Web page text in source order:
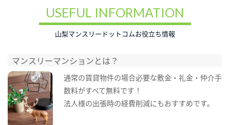
USEFUL INFORMATION
山梨マンスリードットコムお役立ち情報
マンスリーマンションとは？
通常の賃貸物件の場合必要な敷金・礼金・仲介手
数料がすべて無料です！
法人様の出張時の経費削減にもおすすめです。